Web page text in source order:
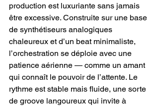
production est luxuriante sans jamais
être excessive. Construite sur une base
de synthétiseurs analogiques
chaleureux et d’un beat minimaliste,
l’orchestration se déploie avec une
patience aérienne — comme un amant
qui connaît le pouvoir de l’attente. Le
rythme est stable mais fluide, une sorte
de groove langoureux qui invite à